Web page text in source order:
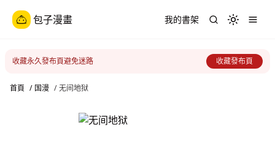
包子漫畫 我的書架 Toggle
收藏永久發布頁避免迷路 收藏發布頁
首頁 / 国漫 / 无间地狱